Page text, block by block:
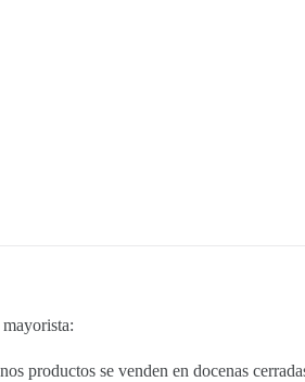
productos se venden en docenas